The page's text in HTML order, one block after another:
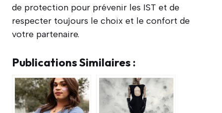
de protection pour prévenir les IST et de
respecter toujours le choix et le confort de
votre partenaire.
Publications Similaires :